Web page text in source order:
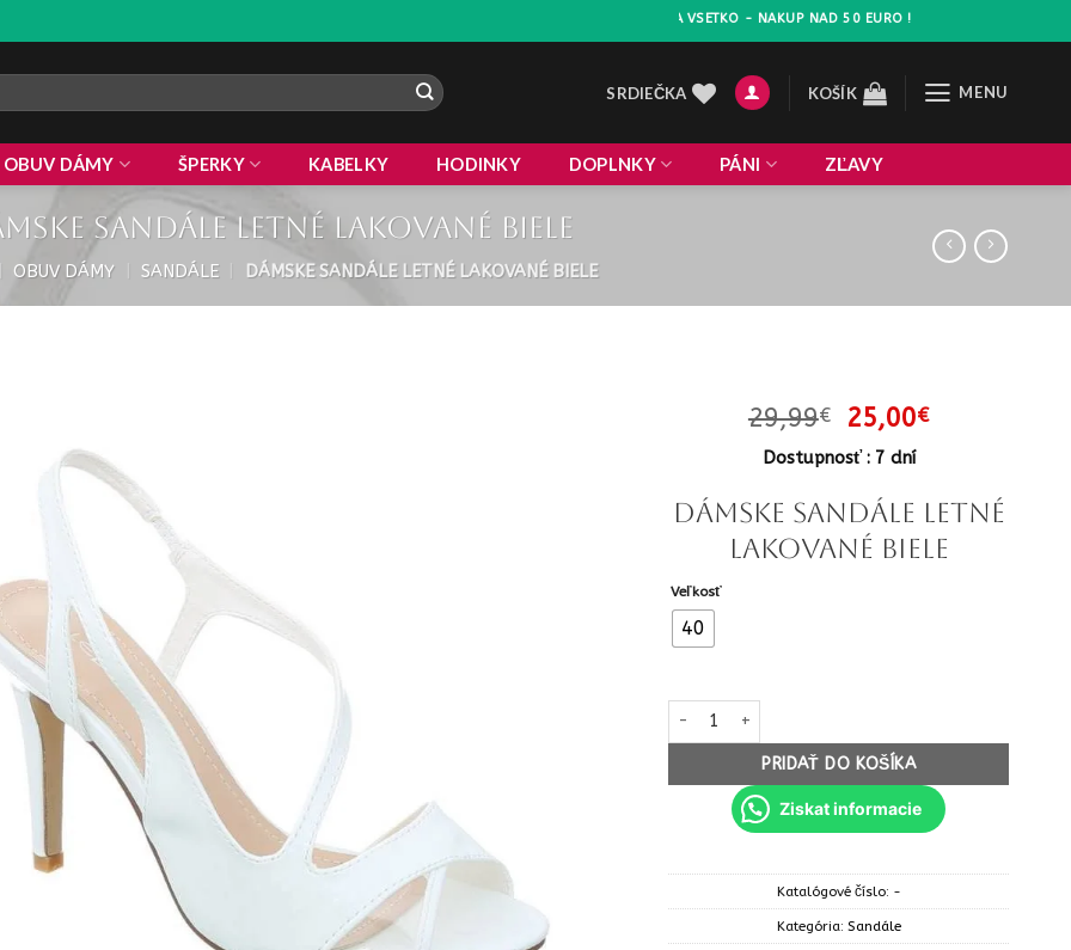
ZLAVA 10% NA VSETKO - NAKUP NAD 50 EURO !
SRDIEČKA KOŠÍK MENU
OBUV DÁMY ŠPERKY KABELKY HODINKY DOPLNKY PÁNI ZĽAVY
sandále letné lakované biele
OBUV DÁMY SANDÁLE DÁMSKE SANDÁLE LETNÉ LAKOVANÉ BIELE
29,99€
Pôvodná
cena
bola:
29,99€.
25,00€Aktuálna
25,00€.
Dostupnosť : 7 dní
Dámske sandále letné
lakované biele
Veľkosť
40
množstvo Dámske sandále letné lakované biele
PRIDAŤ DO KOŠÍKA
Ziskat informacie
Katalógové číslo: -
Kategória: Sandále